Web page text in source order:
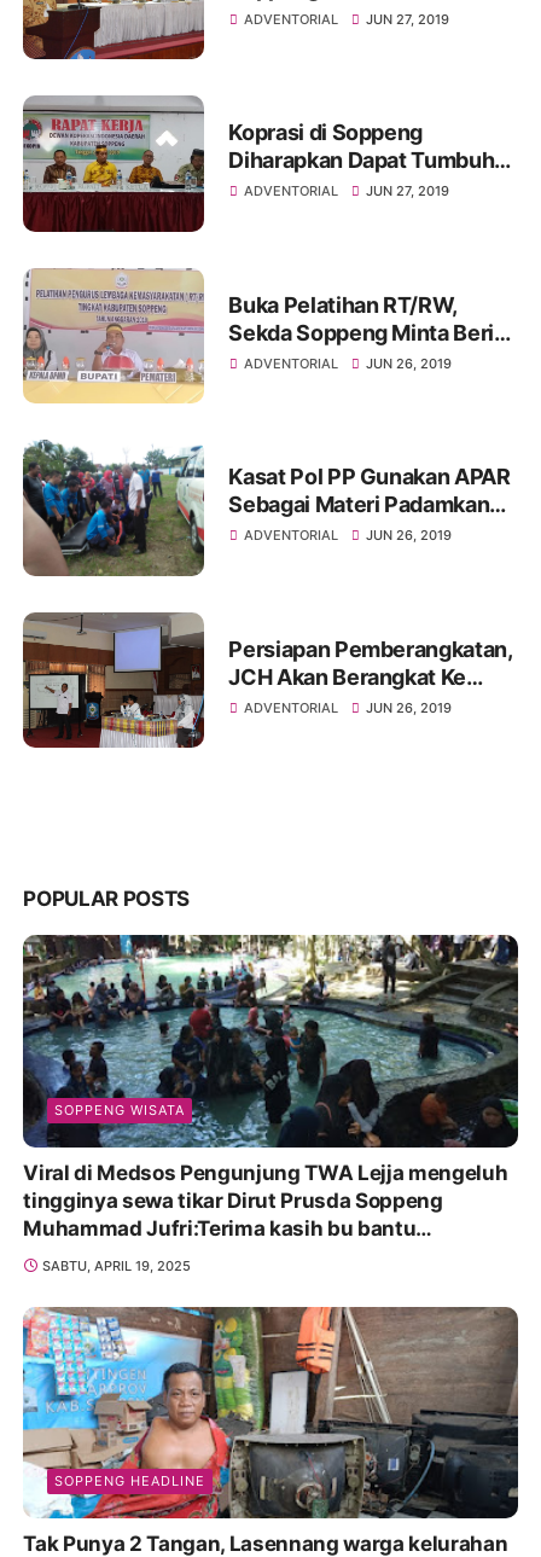
Serius dan Pahami Semua
ADVENTORIAL JUN 27, 2019
Koprasi di Soppeng
Diharapkan Dapat Tumbuh
Serta Menjadi Pilihan
ADVENTORIAL JUN 27, 2019
Buka Pelatihan RT/RW,
Sekda Soppeng Minta Beri
Pelayanan Ke Masyarakat
ADVENTORIAL JUN 26, 2019
Kasat Pol PP Gunakan APAR
Sebagai Materi Padamkan
ApiADVENTORIAL JUN 26, 2019
Persiapan Pemberangkatan,
JCH Akan Berangkat Ke
Makassar 7 Juli Mendatang
ADVENTORIAL JUN 26, 2019
POPULAR POSTS
SOPPENG WISATA
Viral di Medsos Pengunjung TWA Lejja mengeluh
tingginya sewa tikar Dirut Prusda Soppeng
Muhammad Jufri:Terima kasih bu bantu
Promosikan
SABTU, APRIL 19, 2025
SOPPENG HEADLINE
Tak Punya 2 Tangan, Lasennang warga kelurahan